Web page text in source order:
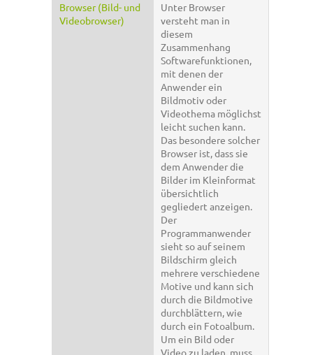
Browser (Bild- und
Videobrowser)
Unter Browser
versteht man in
diesem
Zusammenhang
Softwarefunktionen,
mit denen der
Anwender ein
Bildmotiv oder
Videothema möglichst
leicht suchen kann.
Das besondere solcher
Browser ist, dass sie
dem Anwender die
Bilder im Kleinformat
übersichtlich
gegliedert anzeigen.
Der
Programmanwender
sieht so auf seinem
Bildschirm gleich
mehrere verschiedene
Motive und kann sich
durch die Bildmotive
durchblättern, wie
durch ein Fotoalbum.
Um ein Bild oder